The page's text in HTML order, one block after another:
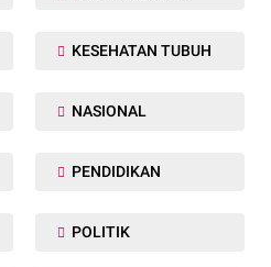
KESEHATAN TUBUH
NASIONAL
PENDIDIKAN
POLITIK